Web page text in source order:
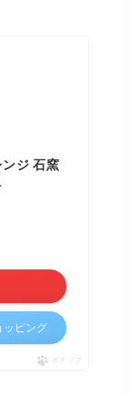
ジ 石窯
ッピング
ポチップ